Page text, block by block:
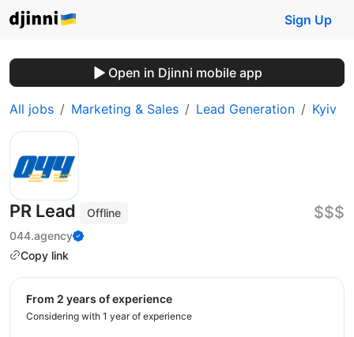
Sign Up
Open in Djinni mobile app
All jobs Marketing & Sales Lead Generation Kyiv
PR Lead
Offline
044.agency
Copy link
$$$
from 2 years of experience
Considering with 1 year of experience